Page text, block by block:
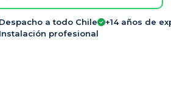
Despacho a todo Chile
+14 años de
Instalación profesional